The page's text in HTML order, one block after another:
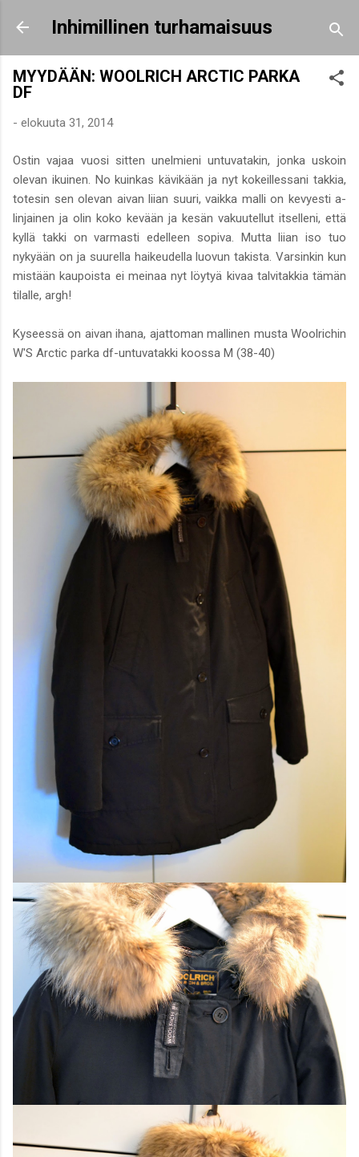
Siirry pääsisältöön
Inhimillinen turhamaisuus
MYYDÄÄN: WOOLRICH ARCTIC PARKA
DF
- elokuuta 31, 2014
Ostin vajaa vuosi sitten unelmieni untuvatakin, jonka uskoin
olevan ikuinen. No kuinkas kävikään ja nyt kokeillessani takkia,
totesin sen olevan aivan liian suuri, vaikka malli on kevyesti a-
linjainen ja olin koko kevään ja kesän vakuutellut itselleni, että
kyllä takki on varmasti edelleen sopiva. Mutta liian iso tuo
nykyään on ja suurella haikeudella luovun takista. Varsinkin kun
mistään kaupoista ei meinaa nyt löytyä kivaa talvitakkia tämän
tilalle, argh!
Kyseessä on aivan ihana, ajattoman mallinen musta Woolrichin
W'S Arctic parka df-untuvatakki koossa M (38-40)